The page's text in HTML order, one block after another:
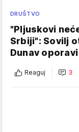
DRUŠTVO
"Pljuskovi
Srbiji": Sovilj
Dunav oporavi
Reaguj 3